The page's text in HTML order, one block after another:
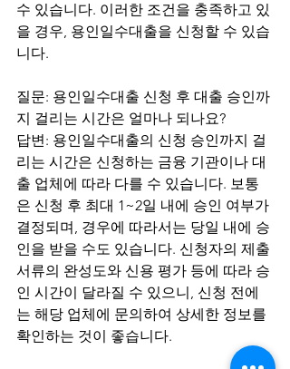
수 있습니다. 이러한 조건을 충족하고 있
을 경우, 용인일수대출을 신청할 수 있습
니다.
질문: 용인일수대출 신청 후 대출 승인까
지 걸리는 시간은 얼마나 되나요?
답변: 용인일수대출의 신청 승인까지 걸
리는 시간은 신청하는 금융 기관이나 대
출 업체에 따라 다를 수 있습니다. 보통
은 신청 후 최대 1~2일 내에 승인 여부가
결정되며, 경우에 따라서는 당일 내에 승
인을 받을 수도 있습니다. 신청자의 제출
서류의 완성도와 신용 평가 등에 따라 승
인 시간이 달라질 수 있으니, 신청 전에
는 해당 업체에 문의하여 상세한 정보를
확인하는 것이 좋습니다.